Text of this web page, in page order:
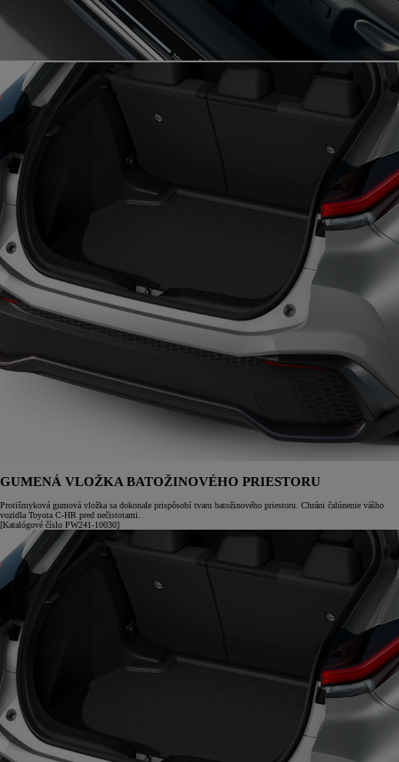
GUMENÁ VLOŽKA BATOŽINOVÉHO PRIESTORU
Protišmyková gumová vložka sa dokonale prispôsobí tvaru batožinového priestoru. Chráni čalúnenie vášho
vozidla Toyota C-HR pred nečistotami.
[Katalógové číslo PW241-10030]